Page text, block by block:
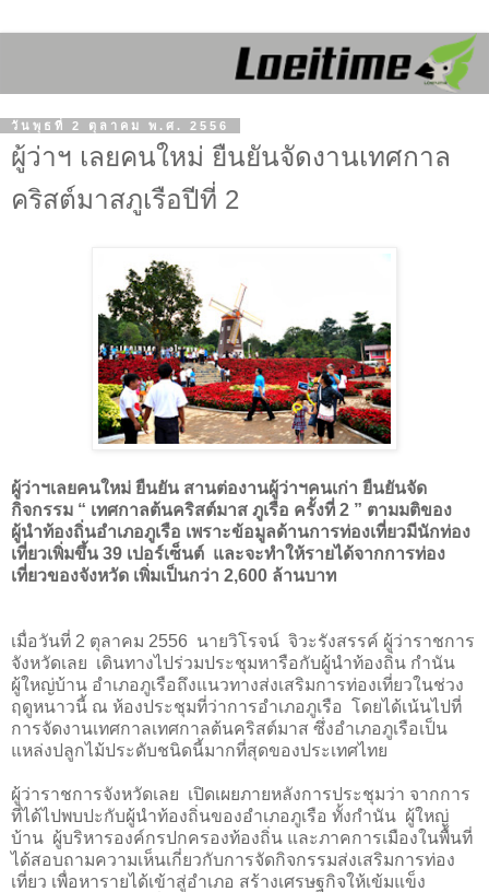
วันพุธที่ 2 ตุลาคม พ.ศ. 2556
ผู้ว่าฯ เลยคนใหม่ ยืนยันจัดงานเทศกาล
คริสต์มาสภูเรือปีที่ 2
ผู้ว่าฯเลยคนใหม่ ยืนยัน สานต่องานผู้ว่าฯคนเก่า ยืนยันจัด
กิจกรรม “ เทศกาลต้นคริสต์มาส ภูเรือ ครั้งที่ 2 ” ตามมติของ
ผู้นำท้องถิ่นอำเภอภูเรือ เพราะข้อมูลด้านการท่องเที่ยวมีนักท่อง
เที่ยวเพิ่มขึ้น 39 เปอร์เซ็นต์ และจะทำให้รายได้จากการท่อง
เที่ยวของจังหวัด เพิ่มเป็นกว่า 2,600 ล้านบาท
เมื่อวันที่ 2 ตุลาคม 2556 นายวิโรจน์ จิวะรังสรรค์ ผู้ว่าราชการ
จังหวัดเลย เดินทางไปร่วมประชุมหารือกับผู้นำท้องถิ่น กำนัน
ผู้ใหญ่บ้าน อำเภอภูเรือถึงแนวทางส่งเสริมการท่องเที่ยวในช่วง
ฤดูหนาวนี้ ณ ห้องประชุมที่ว่าการอำเภอภูเรือ โดยได้เน้นไปที่
การจัดงานเทศกาลเทศกาลต้นคริสต์มาส ซึ่งอำเภอภูเรือเป็น
แหล่งปลูกไม้ประดับชนิดนี้มากที่สุดของประเทศไทย
ผู้ว่าราชการจังหวัดเลย เปิดเผยภายหลังการประชุมว่า จากการ
ที่ได้ไปพบปะกับผู้นำท้องถิ่นของอำเภอภูเรือ ทั้งกำนัน ผู้ใหญ่
บ้าน ผู้บริหารองค์กรปกครองท้องถิ่น และภาคการเมืองในพื้นที่
ได้สอบถามความเห็นเกี่ยวกับการจัดกิจกรรมส่งเสริมการท่อง
เที่ยว เพื่อหารายได้เข้าสู่อำเภอ สร้างเศรษฐกิจให้เข้มแข็ง